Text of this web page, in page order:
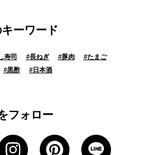
ーワード
寿司 #長ねぎ #豚肉 #たまご
#黒酢 #日本酒
フォロー